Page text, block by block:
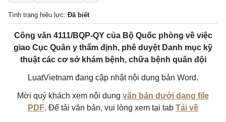
Tình trạng hiệu lực: Đã biết
Công văn 4111/BQP-QY của Bộ Quốc phòng về việc
giao Cục Quân y thẩm định, phê duyệt Danh mục kỹ
thuật các cơ sở khám bệnh, chữa bệnh quân đội
LuatVietnam đang cập nhật nội dung bản Word.
Mời quý khách xem nội dung văn bản dưới dạng file
PDF. Để tải văn bản, vui lòng xem tại tab Tải về